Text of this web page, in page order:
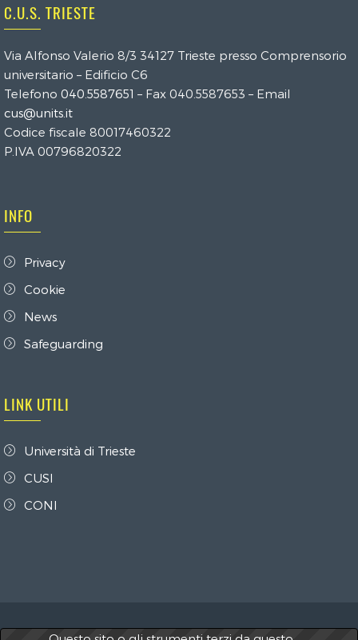
C.U.S. TRIESTE
Via Alfonso Valerio 8/3 34127 Trieste presso Comprensorio
universitario – Edificio C6
Telefono 040.5587651 – Fax 040.5587653 – Email
cus@units.it
Codice fiscale 80017460322
P.IVA 00796820322
INFO
Privacy
Cookie
News
Safeguarding
LINK UTILI
Università di Trieste
CUSI
CONI